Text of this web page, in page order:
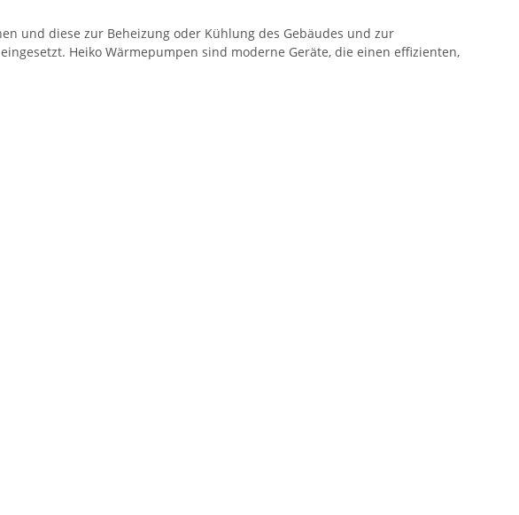
und diese zur Beheizung oder Kühlung des Gebäudes und zur
Heiko Wärmepumpen sind moderne Geräte, die einen effizienten,